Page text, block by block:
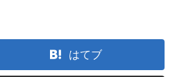
はてブ